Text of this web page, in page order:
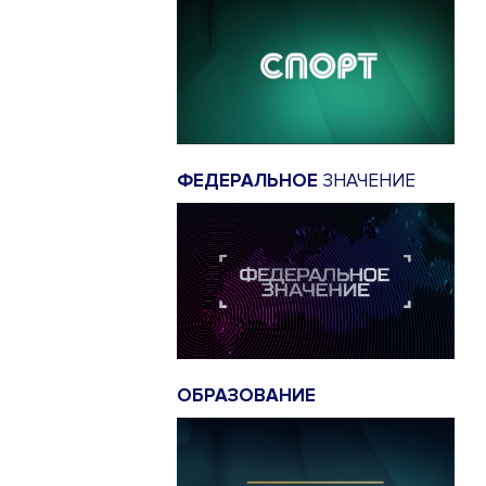
ФЕДЕРАЛЬНОЕ ЗНАЧЕНИЕ
ОБРАЗОВАНИЕ